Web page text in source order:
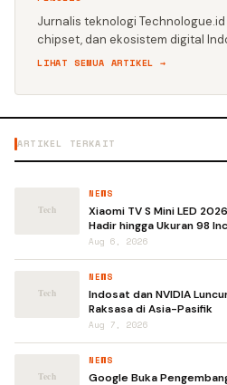
Jurnalis teknologi
chipset, dan ekosistem digital
LIHAT SEMUA ARTIKEL →
ARTIKEL TERKAIT
NEWS
Xiaomi TV S Mini LED
Hadir hingga Ukuran 98
Aug 6, 2026
NEWS
Indosat dan NVIDIA
Raksasa di Asia-Pasifik
Aug 7, 2026
NEWS
Google Buka